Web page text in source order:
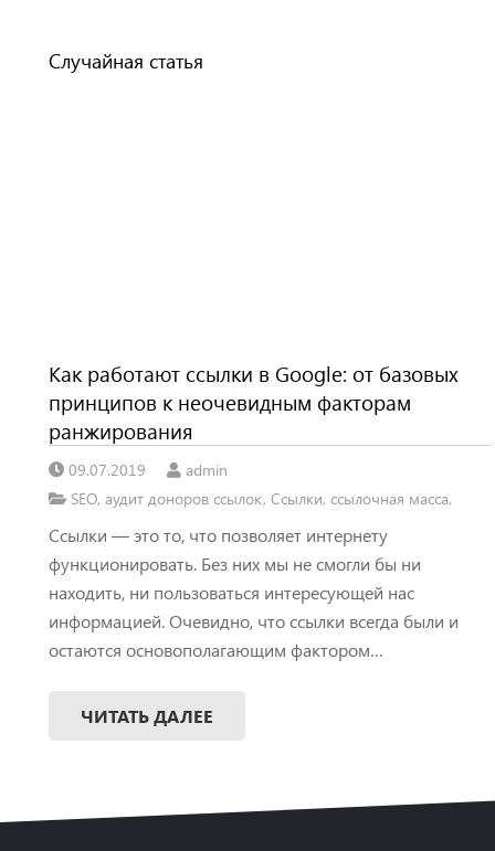
Случайная статья
Как работают ссылки в Google: от базовых
принципов к неочевидным факторам
ранжирования
09.07.2019
admin
SEO, аудит доноров ссылок, Ссылки, ссылочная масса,
Ссылки — это то, что позволяет интернету
функционировать. Без них мы не смогли бы ни
находить, ни пользоваться интересующей нас
информацией. Очевидно, что ссылки всегда были и
остаются основополагающим фактором…
ЧИТАТЬ ДАЛЕЕ